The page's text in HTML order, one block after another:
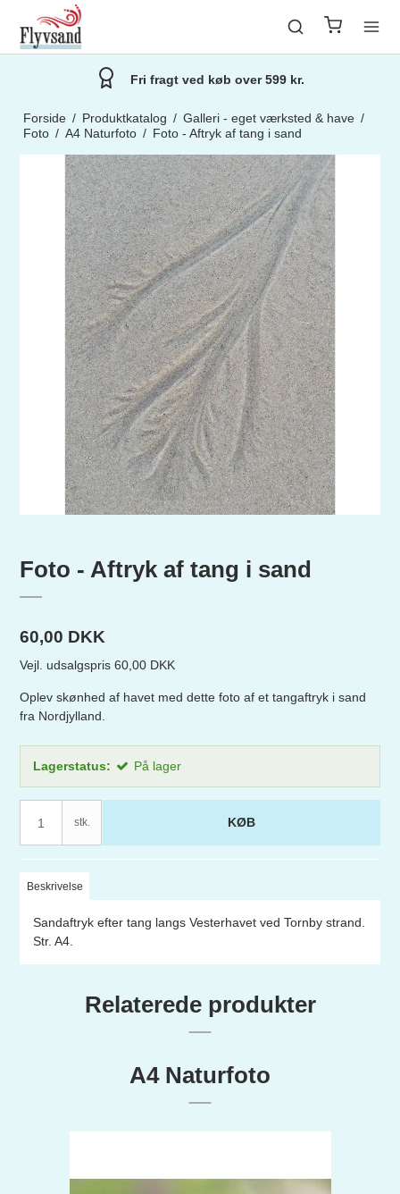
Fri fragt ved køb over 599 kr.
Forside / Produktkatalog / Galleri - eget værksted & have /
Foto / A4 Naturfoto / Foto - Aftryk af tang i sand
Foto - Aftryk af tang i sand
60,00 DKK
Vejl. udsalgspris 60,00 DKK
Oplev skønhed af havet med dette foto af et tangaftryk i sand
fra Nordjylland.
Lagerstatus: På lager
stk. KØB
Beskrivelse
Sandaftryk efter tang langs Vesterhavet ved Tornby strand.
Str. A4.
Relaterede produkter
A4 Naturfoto